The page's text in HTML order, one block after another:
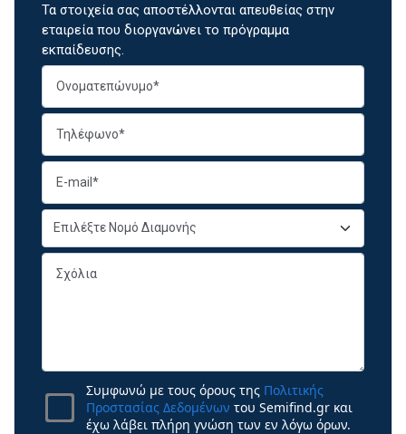
Τα στοιχεία σας αποστέλλονται απευθείας στην
εταιρεία που διοργανώνει το πρόγραμμα
εκπαίδευσης.
Συμφωνώ με τους όρους της Πολιτικής
Προστασίας Δεδομένων του Semifind.gr και
έχω λάβει πλήρη γνώση των εν λόγω όρων.